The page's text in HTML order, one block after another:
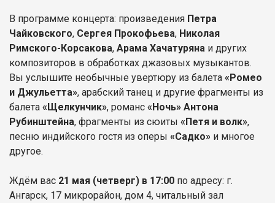
В программе концерта: произведения Петра
Чайковского, Сергея Прокофьева, Николая
Римского-Корсакова, Арама Хачатуряна и других
композиторов в обработках джазовых музыкантов.
Вы услышите необычные увертюру из балета «Ромео
и Джульетта», арабский танец и другие фрагменты из
балета «Щелкунчик», романс «Ночь» Антона
Рубинштейна, фрагменты из сюиты «Петя и волк»,
песню индийского гостя из оперы «Садко» и многое
другое.
Ждём вас 21 мая (четверг) в 17:00 по адресу: г.
Ангарск, 17 микрорайон, дом 4, читальный зал